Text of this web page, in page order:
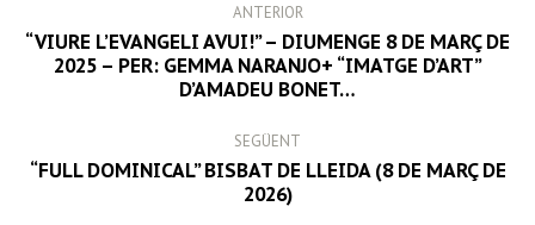
NAVIGATION
ANTERIOR
Previous
post:
“VIURE L’EVANGELI AVUI!” – DIUMENGE 8 DE MARÇ DE
2025 – PER: GEMMA NARANJO+ “IMATGE D’ART”
D’AMADEU BONET…
SEGÜENT
Next
post:
“FULL DOMINICAL” BISBAT DE LLEIDA (8 DE MARÇ DE
2026)